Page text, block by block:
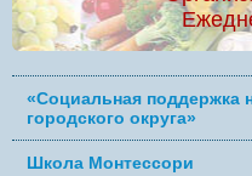
«Социальная поддержка
городского округа»
Школа Монтессори